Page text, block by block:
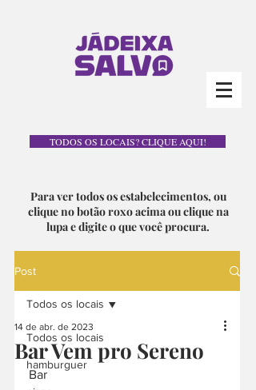
TODOS OS LOCAIS? CLIQUE AQUI!
Para ver todos os estabelecimentos, ou
clique no botão roxo acima ou clique na
lupa e digite o que você procura.
Post
Todos os locais
hamburguer
Todos os locais
Bar Vem pro Sereno
14 de abr. de 2023
Bar